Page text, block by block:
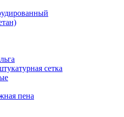
сетка
пена